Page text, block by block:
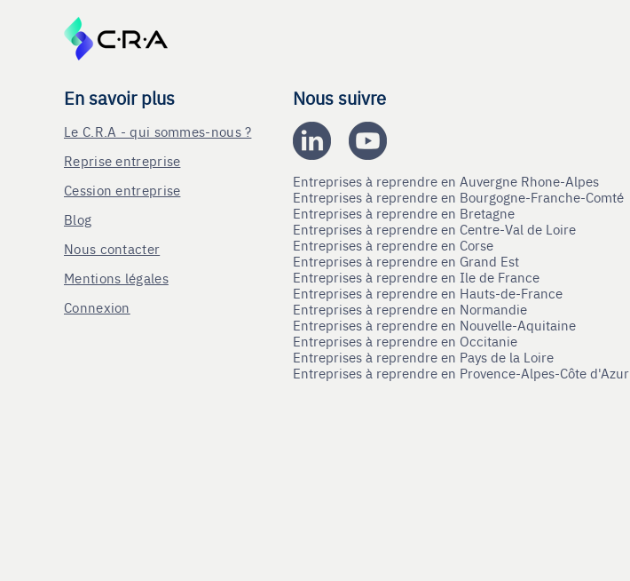
En savoir plus
Le C.R.A - qui sommes-nous ?
Reprise entreprise
Cession entreprise
Blog
Nous contacter
Mentions légales
Connexion
Nous suivre
Entreprises à reprendre en Auvergne Rhone-Alpes
Entreprises à reprendre en Bourgogne-Franche-Comté
Entreprises à reprendre en Bretagne
Entreprises à reprendre en Centre-Val de Loire
Entreprises à reprendre en Corse
Entreprises à reprendre en Grand Est
Entreprises à reprendre en Ile de France
Entreprises à reprendre en Hauts-de-France
Entreprises à reprendre en Normandie
Entreprises à reprendre en Nouvelle-Aquitaine
Entreprises à reprendre en Occitanie
Entreprises à reprendre en Pays de la Loire
Entreprises à reprendre en Provence-Alpes-Côte d'Azur